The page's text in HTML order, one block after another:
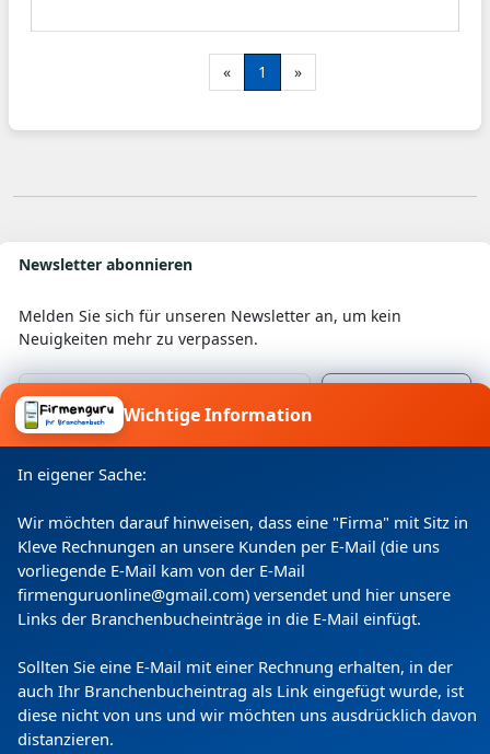
« 1 »
Newsletter abonnieren
Melden Sie sich für unseren Newsletter an, um kein
Neuigkeiten mehr zu verpassen.
Ich willige ein, dass meine Angaben laut
werden.
Copyright (c) 2024 by Firmenguru Ltd | alle Rechte
Wichtige Information
In eigener Sache:
Wir möchten darauf hinweisen, dass eine "Firma" mit Sitz in
Kleve Rechnungen an unsere Kunden per E-Mail (die uns
vorliegende E-Mail kam von der E-Mail
firmenguruonline@gmail.com) versendet und hier unsere
Links der Branchenbucheinträge in die E-Mail einfügt.
Sollten Sie eine E-Mail mit einer Rechnung erhalten, in der
auch Ihr Branchenbucheintrag als Link eingefügt wurde, ist
diese nicht von uns und wir möchten uns ausdrücklich davon
distanzieren.